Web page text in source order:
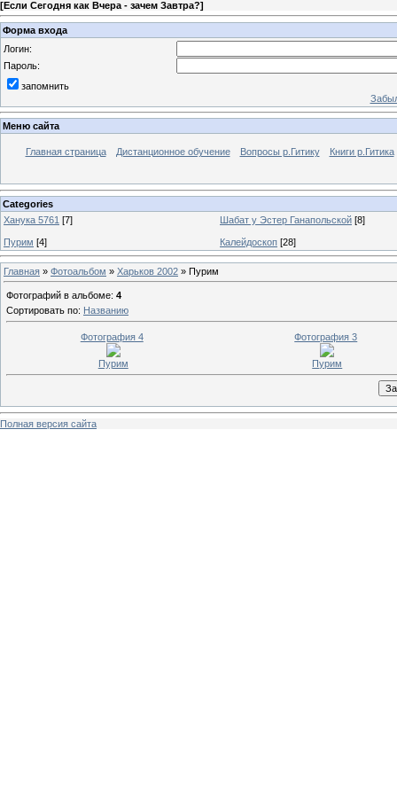
[Если Сегодня как Вчера - зачем Завтра?]
Форма входа
Логин:
Пароль:
запомнить
Меню сайта
Главная страница Дистанционное обучение Вопросы р.Гитику Книги р.Гитика
Categories
Ханука 5761 [7] Шабат у Эстер Ганапольской [8]
Пурим [4] Калейдоскоп [28]
Главная » Фотоальбом » Харьков 2002 » Пурим
Фотографий в альбоме: 4
Сортировать по: Названию
Фотография 4
Пурим
Фотография 3
Пурим
Полная версия сайта